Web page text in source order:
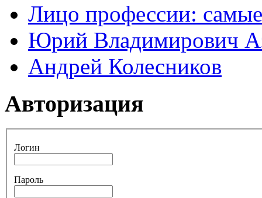
Лицо профессии:
Юрий Владимирович
Андрей Колесников
Авторизация
Логин
Пароль